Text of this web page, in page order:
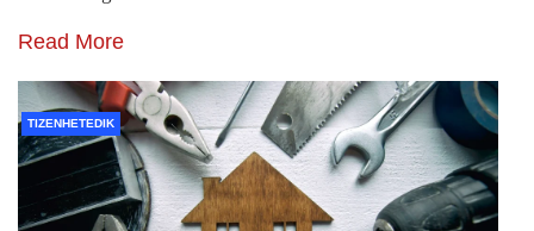
Read More
TIZENHETEDIK